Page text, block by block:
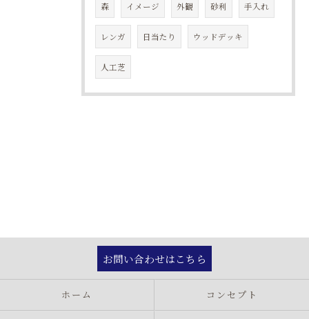
森 イメージ 外観 砂利 手入れ
レンガ 日当たり ウッドデッキ
人工芝
お問い合わせはこちら
ホーム コンセプト